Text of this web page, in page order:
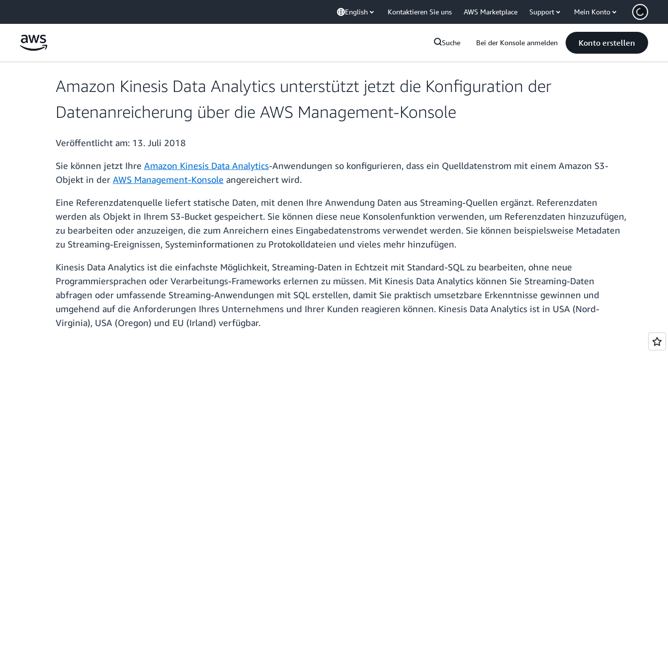
English Kontaktieren Sie uns AWS Marketplace Support Mein Konto
Suche Bei der Konsole anmelden Konto erstellen
Amazon Kinesis Data Analytics unterstützt jetzt die Konfiguration der
Datenanreicherung über die AWS Management-Konsole
Veröffentlicht am: 13. Juli 2018
Sie können jetzt Ihre Amazon Kinesis Data Analytics-Anwendungen so konfigurieren, dass ein Quelldatenstrom mit einem Amazon S3-
Objekt in der AWS Management-Konsole angereichert wird.
Eine Referenzdatenquelle liefert statische Daten, mit denen Ihre Anwendung Daten aus Streaming-Quellen ergänzt. Referenzdaten
werden als Objekt in Ihrem S3-Bucket gespeichert. Sie können diese neue Konsolenfunktion verwenden, um Referenzdaten hinzuzufügen,
zu bearbeiten oder anzuzeigen, die zum Anreichern eines Eingabedatenstroms verwendet werden. Sie können beispielsweise Metadaten
zu Streaming-Ereignissen, Systeminformationen zu Protokolldateien und vieles mehr hinzufügen.
Kinesis Data Analytics ist die einfachste Möglichkeit, Streaming-Daten in Echtzeit mit Standard-SQL zu bearbeiten, ohne neue
Programmiersprachen oder Verarbeitungs-Frameworks erlernen zu müssen. Mit Kinesis Data Analytics können Sie Streaming-Daten
abfragen oder umfassende Streaming-Anwendungen mit SQL erstellen, damit Sie praktisch umsetzbare Erkenntnisse gewinnen und
umgehend auf die Anforderungen Ihres Unternehmens und Ihrer Kunden reagieren können. Kinesis Data Analytics ist in USA (Nord-
Virginia), USA (Oregon) und EU (Irland) verfügbar.